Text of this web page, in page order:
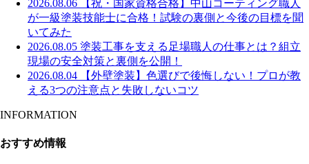
2026.08.06
【祝・国家資格合格】中山コーティング職人
が一級塗装技能士に合格！試験の裏側と今後の目標を聞
いてみた
2026.08.05 塗装工事を支える足場職人の仕事とは？組立
現場の安全対策と裏側を公開！
2026.08.04
【外壁塗装】色選びで後悔しない！プロが教
える3つの注意点と失敗しないコツ
INFORMATION
おすすめ情報